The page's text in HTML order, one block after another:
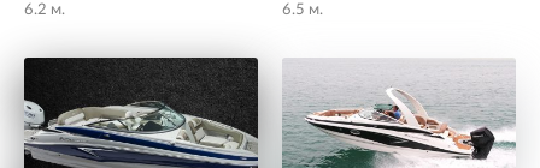
6.2 м. 6.5 м.